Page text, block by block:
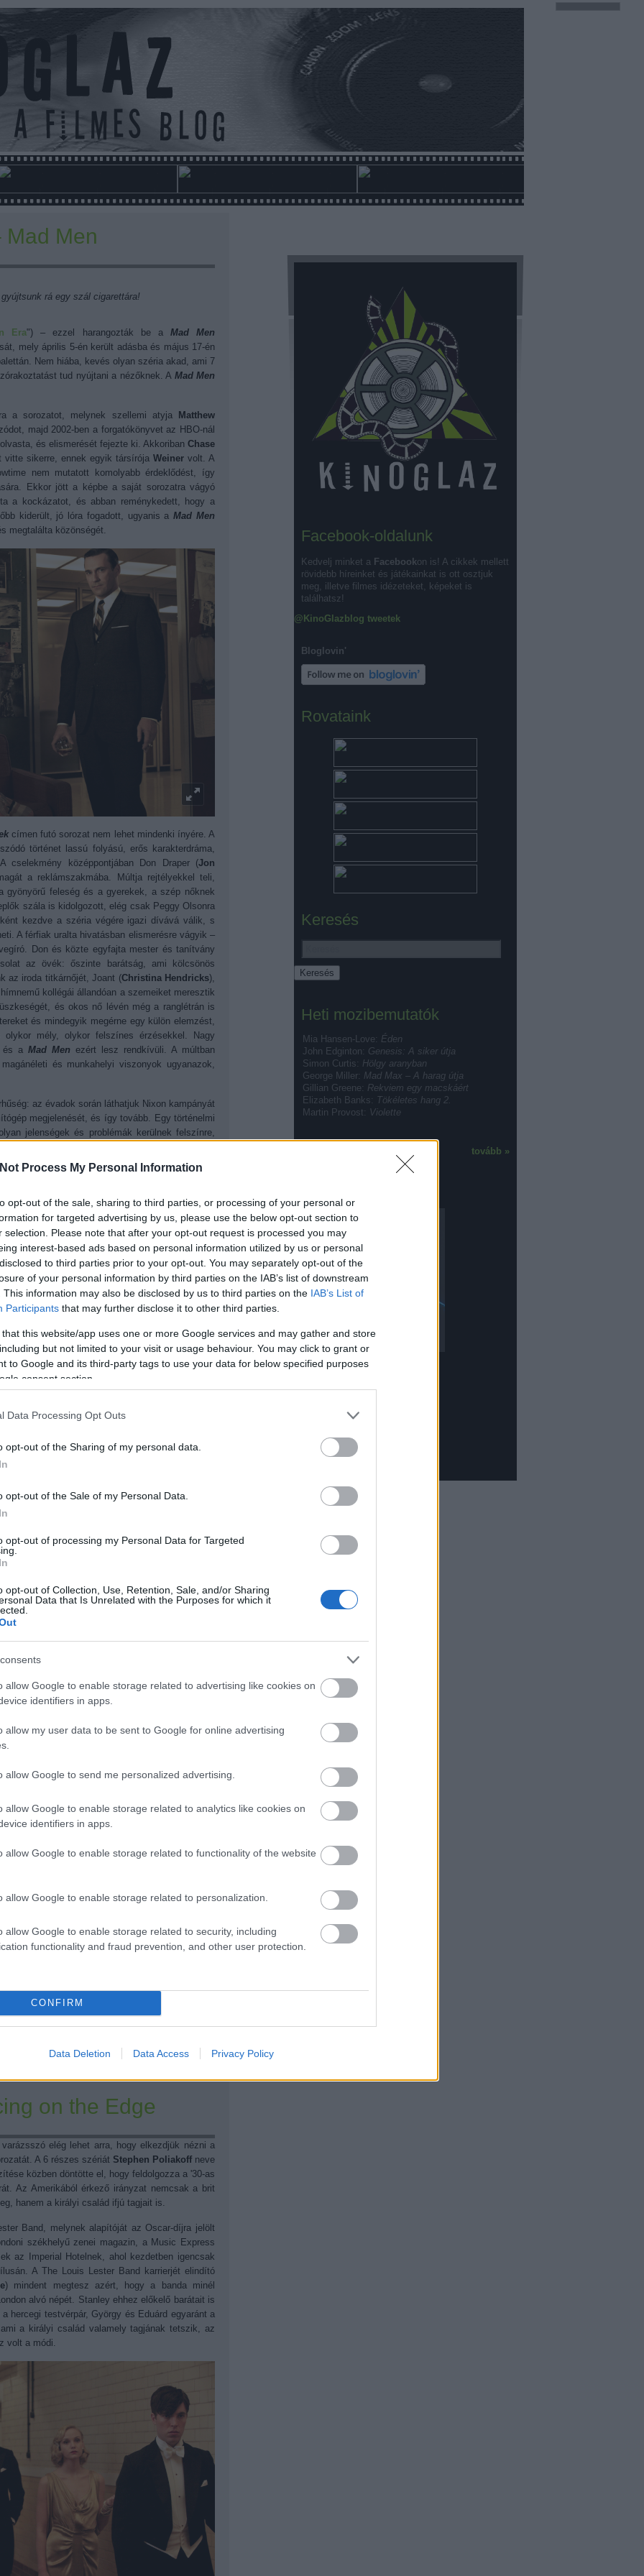
Process My Personal Information
opt-out of the sale, sharing to third parties, or processing of your personal or
for targeted advertising by us, please use the below opt-out section to
selection. Please note that after your opt-out request is processed you may
interest-based ads based on personal information utilized by us or personal
to third parties prior to your opt-out. You may separately opt-out of the
of your personal information by third parties on the IAB’s list of downstream
This information may also be disclosed by us to third parties on the IAB’s List of
Participants that may further disclose it to other third parties.
that this website/app uses one or more Google services and may gather and store
but not limited to your visit or usage behaviour. You may click to grant or
to Google and its third-party tags to use your data for below specified purposes
consent section.
Data Processing Opt Outs
opt-out of the Sharing of my personal data.
opt-out of the Sale of my Personal Data.
opt-out of processing my Personal Data for Targeted
opt-out of Collection, Use, Retention, Sale, and/or Sharing
Data that Is Unrelated with the Purposes for which it
allow Google to enable storage related to advertising like cookies on
identifiers in apps.
allow my user data to be sent to Google for online advertising
allow Google to send me personalized advertising.
allow Google to enable storage related to analytics like cookies on
identifiers in apps.
allow Google to enable storage related to functionality of the website
allow Google to enable storage related to personalization.
allow Google to enable storage related to security, including
functionality and fraud prevention, and other user protection.
CONFIRM
Data Deletion Data Access Privacy Policy
Facebook-oldalunk
Kedvelj minket a Facebookon is! A cikkek mellett
rövidebb híreinket és játékainkat is ott osztjuk
meg, illetve filmes idézeteket, képeket is
találhatsz!
@KinoGlazblog tweetek
Bloglovin'
Rovataink
Keresés
Heti mozibemutatók
Mia Hansen-Love: Éden
John Edginton: Genesis: A siker útja
Simon Curtis: Hölgy aranyban
George Miller: Mad Max – A harag útja
Gillian Greene: Rekviem egy macskáért
Elizabeth Banks: Tökéletes hang 2.
Martin Provost: Violette
tovább »
Filmtekercs
KultOn
Prizma folyóirat
Mad Men
rá egy szál cigarettára!
Era")–ezzel harangozták be a Mad Men
mely április 5-én került adásba és május 17-én
Nem hiába, kevés olyan széria akad, ami 7
tud nyújtani a nézőknek. A Mad Men
a sorozatot, melynek szellemi atyja
Matthew
majd 2002-ben a forgatókönyvet az HBO-nál
és elismerését fejezte ki. Akkoriban Chase
vitte sikerre, ennek egyik társírója Weiner volt. A
nem mutatott komolyabb érdeklődést, így
Ekkor jött a képbe a saját sorozatra vágyó
a kockázatot, és abban reménykedett, hogy a
kiderült, jó lóra fogadott, ugyanis aMad Men
megtalálta közönségét.
címen futó sorozat nem lehet mindenki ínyére. A
történet lassú folyású, erős karakterdráma,
cselekmény középpontjában Don Draper (Jon
a reklámszakmába. Múltja rejtélyekkel teli,
gyönyörű feleség és a gyerekek, a szép nőknek
szála is kidolgozott, elég csak Peggy Olsonra
kezdve a széria végére igazi dívává válik, s
A férfiak uralta hivatásban elismerésre vágyik –
Don és közte egyfajta mester és tanítvány
az övék: őszinte barátság, ami kölcsönös
az iroda titkárnőjét, Joant (Christina Hendricks),
kollégái állandóan a szemeiket meresztik
és okos nő lévén még a ranglétrán is
és mindegyik megérne egy külön elemzést,
mély, olykor felszínes érzésekkel. Nagy
és a Mad Men ezért lesz rendkívüli. A múltban
és munkahelyi viszonyok ugyanazok,
az évadok során láthatjuk Nixon kampányát
megjelenését, és így tovább. Egy történelmi
jelenségek és problémák kerülnek felszínre,
a feminizmus, vagy éppen az alkohol és
aMad Men
-ben ez a kettő szintén hangsúlyos:
kelléke a munkamegbeszélésnek, a munka utáni
Itt tényleg mindenki dohányzik, és milyen
a sorozatot nézve szinte kedvünk támad
dohányzunk. Ilyen ez aMad Men ! Stílust teremt,
iránt.
introban egy férfi aktatáskával belép az
a semmibe, míg mögötte a felhőkarcolókon
Ez alatt aDavid Carbonaraáltal komponált "A
szintén igényes és letisztult; a zenehasználat
fel: Etta James, The Beatles, Ella Fitzgerald,
akiknek szerzeményei hozzájárultak a
a legapróbb részletekig ügyeltek arra, hogy a
említett zene, a ruhák, a kocsik, vagy éppen az,
Tud drámai lenni, feszült, morbid, humoros,
Bepillanthatunk egy reklámügynökség
és a '60-as (majd '70-es) évek amerikai
ígéretes koncepció valóra vált, és nézők ezreit
sem fér. Az egyik
0
on the Edge
elég lehet arra, hogy elkezdjük nézni a
A 6 részes szériát Stephen Poliakoff neve
közben döntötte el, hogy feldolgozza a '30-as
Az Amerikából érkező irányzat nemcsak a brit
hanem a királyi család ifjú tagjait is.
Band, melynek alapítóját az Oscar-díjra jelölt
székhelyű zenei magazin, a Music Express
az Imperial Hotelnek, ahol kezdetben igencsak
A The Louis Lester Band karrierjét elindító
) mindent megtesz azért, hogy a banda minél
alvó népét. Stanley ehhez előkelő barátait is
hercegi testvérpár, György és Eduárd egyaránt a
a királyi család valamely tagjának tetszik, az
volt a módi.